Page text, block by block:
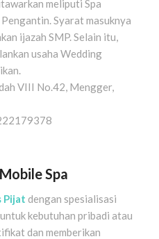
meliputi Spa
Syarat masuknya
ijazah SMP. Selain itu,
usaha Wedding
VIII No.42, Mengger,
Spa
Pijat dengan spesialisasi
kebutuhan pribadi atau
dan memberikan